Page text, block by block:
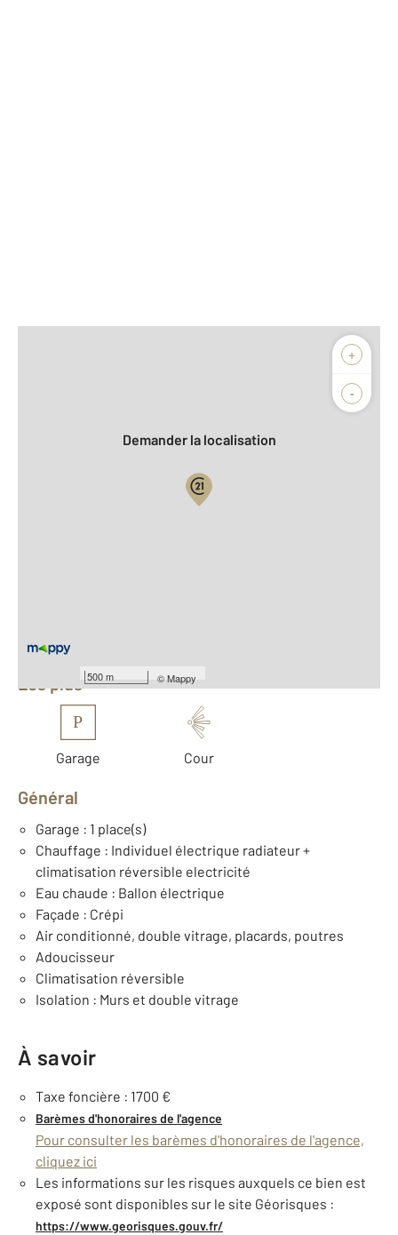
+
-
500 m ©Mappy
Biens vendus
Demander la localisation
Équipements
Les plus
P
Garage Cour
Général
Garage : 1 place(s)
Chauffage : Individuel électrique radiateur +
climatisation réversible electricité
Eau chaude : Ballon électrique
Façade : Crépi
Air conditionné, double vitrage, placards, poutres
Adoucisseur
Climatisation réversible
Isolation : Murs et double vitrage
À savoir
Taxe foncière : 1700 €
Barèmes d'honoraires de l'agence
Pour consulter les barèmes d'honoraires de l'agence,
cliquez ici
Les informations sur les risques auxquels ce bien est
exposé sont disponibles sur le site Géorisques :
https://www.georisques.gouv.fr/